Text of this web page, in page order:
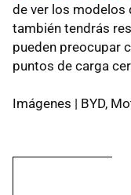
de ver los modelos
también tendrás
pueden preocupar
puntos de carga
Imágenes | BYD,